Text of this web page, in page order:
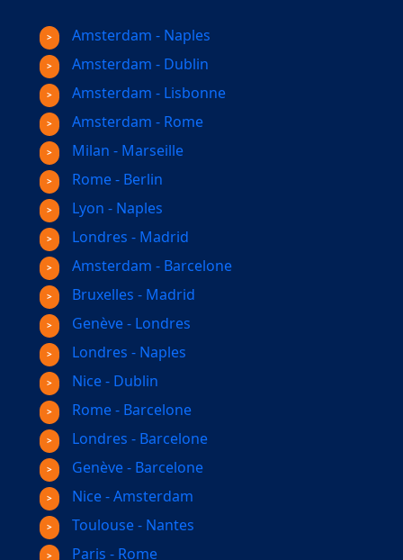
Amsterdam - Naples
Amsterdam - Dublin
Amsterdam - Lisbonne
Amsterdam - Rome
Milan - Marseille
Rome - Berlin
Lyon - Naples
Londres - Madrid
Amsterdam - Barcelone
Bruxelles - Madrid
Genève - Londres
Londres - Naples
Nice - Dublin
Rome - Barcelone
Londres - Barcelone
Genève - Barcelone
Nice - Amsterdam
Toulouse - Nantes
Paris - Rome